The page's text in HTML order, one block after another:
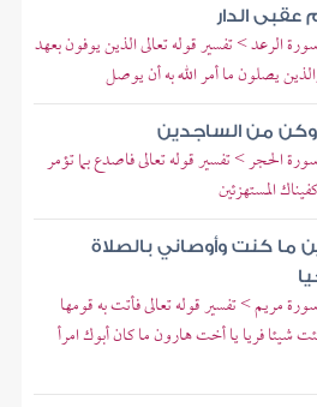
عقبى الدار
الرعد > تفسير قوله تعالى الذين يوفون بعهد
يصلون ما أمر الله به أن يوصل
من الساجدين
الحجر > تفسير قوله تعالى فاصدع بما تؤمر
المستهزئين
ما كنت وأوصاني بالصلاة
مريم > تفسير قوله تعالى فأتت به قومها
شيئا فريا يا أخت هارون ما كان أبوك امرأ